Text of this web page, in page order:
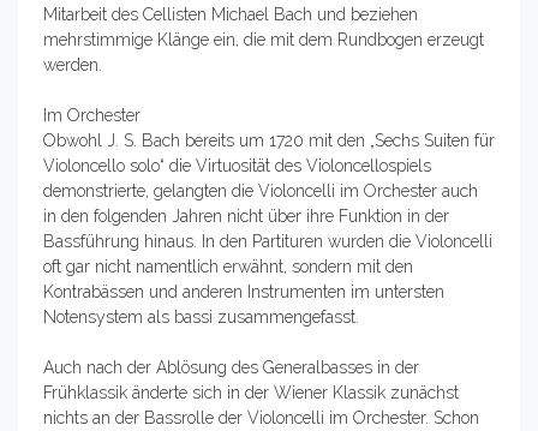
Mitarbeit des Cellisten Michael Bach und beziehen
mehrstimmige Klänge ein, die mit dem Rundbogen erzeugt
werden.
Im Orchester
Obwohl J. S. Bach bereits um 1720 mit den „Sechs Suiten für
Violoncello solo“ die Virtuosität des Violoncellospiels
demonstrierte, gelangten die Violoncelli im Orchester auch
in den folgenden Jahren nicht über ihre Funktion in der
Bassführung hinaus. In den Partituren wurden die Violoncelli
oft gar nicht namentlich erwähnt, sondern mit den
Kontrabässen und anderen Instrumenten im untersten
Notensystem als bassi zusammengefasst.
Auch nach der Ablösung des Generalbasses in der
Frühklassik änderte sich in der Wiener Klassik zunächst
nichts an der Bassrolle der Violoncelli im Orchester. Schon